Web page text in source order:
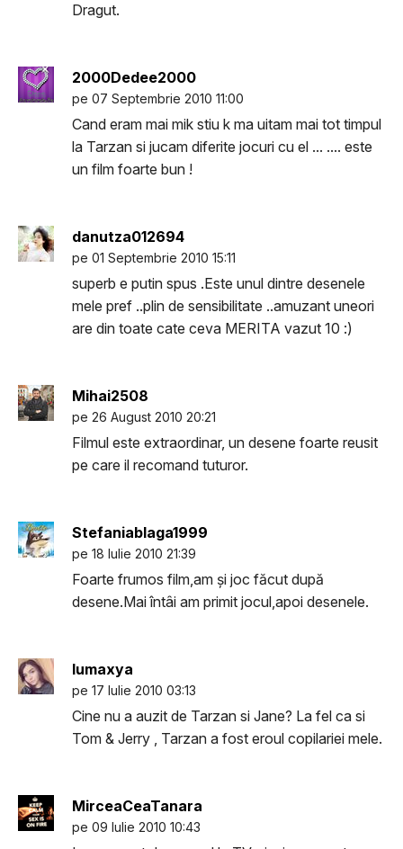
Dragut.
2000Dedee2000
pe 07 Septembrie 2010 11:00
Cand eram mai mik stiu k ma uitam mai tot timpul
la Tarzan si jucam diferite jocuri cu el ... .... este
un film foarte bun !
danutza012694
pe 01 Septembrie 2010 15:11
superb e putin spus .Este unul dintre desenele
mele pref ..plin de sensibilitate ..amuzant uneori
are din toate cate ceva MERITA vazut 10 :)
Mihai2508
pe 26 August 2010 20:21
Filmul este extraordinar, un desene foarte reusit
pe care il recomand tuturor.
Stefaniablaga1999
pe 18 Iulie 2010 21:39
Foarte frumos film,am şi joc făcut după
desene.Mai întâi am primit jocul,apoi desenele.
lumaxya
pe 17 Iulie 2010 03:13
Cine nu a auzit de Tarzan si Jane? La fel ca si
Tom & Jerry , Tarzan a fost eroul copilariei mele.
MirceaCeaTanara
pe 09 Iulie 2010 10:43